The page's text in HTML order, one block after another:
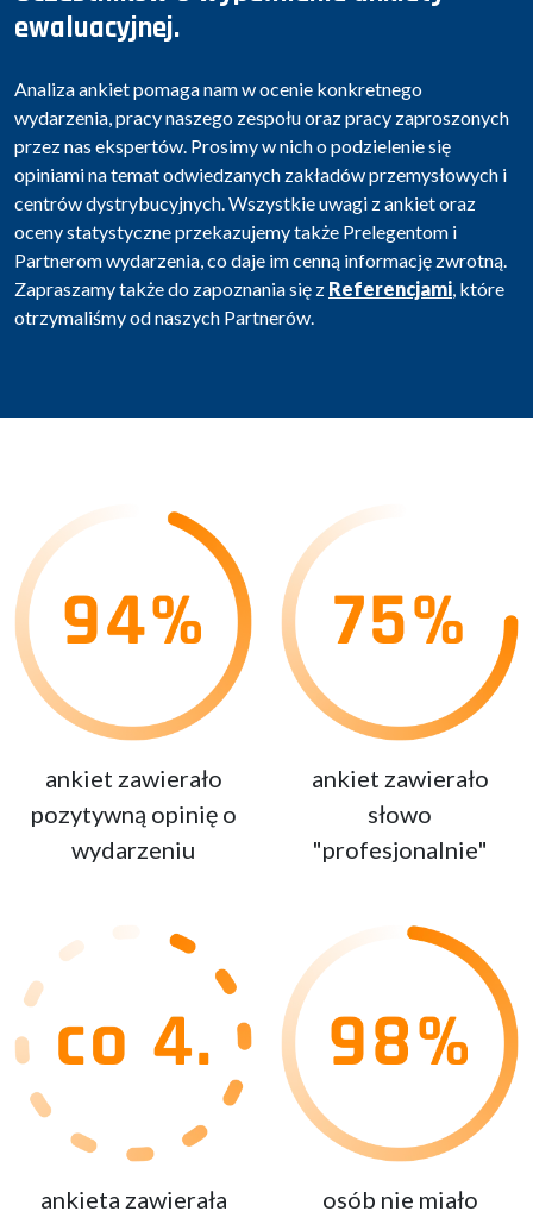
ewaluacyjnej.
Analiza ankiet pomaga nam w ocenie konkretnego
wydarzenia, pracy naszego zespołu oraz pracy zaproszonych
przez nas ekspertów. Prosimy w nich o podzielenie się
opiniami na temat odwiedzanych zakładów przemysłowych i
centrów dystrybucyjnych. Wszystkie uwagi z ankiet oraz
oceny statystyczne przekazujemy także Prelegentom i
Partnerom wydarzenia, co daje im cenną informację zwrotną.
Zapraszamy także do zapoznania się z Referencjami, które
otrzymaliśmy od naszych Partnerów.
ankiet zawierało
pozytywną opinię o
wydarzeniu
ankiet zawierało
słowo
"profesjonalnie"
ankieta zawierała
osób nie miało